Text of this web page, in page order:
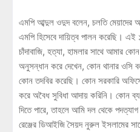
এমপি আব্দুল ওদুদ বলেন, চলতি
এমপি হিসেবে দায়িত্ব পালন করেছি। এই
চাঁদাবাজি, হত্যা, হামলার সাথে আমার
অনুসন্ধান করে দেখেন, কোন থানার ওসি
কোন তদবির করেছি। কোন সরকারি
করে অবৈধ সুবিধা আদায় করিনি। কোন
দিতে পারে, তাহলে আমি দল থেকে
রেঞ্জের ডিআইজি সৈয়দ নুরুল ইসলামের